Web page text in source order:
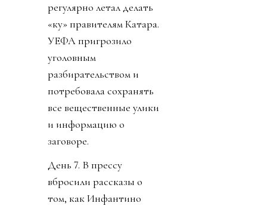
регулярно летал делать
«ку» правителям Катара.
УЕФА пригрозило
уголовным
разбирательством и
потребовала сохранять
все вещественные улики
и информацию о
заговоре.
День 7. В прессу
вбросили рассказы о
том, как Инфантино